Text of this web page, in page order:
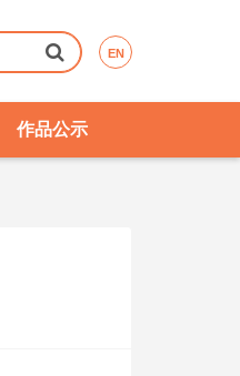
EN
作品公示